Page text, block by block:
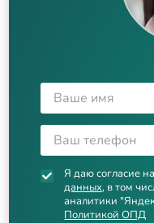
Я даю согласие
данных, в том
аналитики
Политикой ОПД